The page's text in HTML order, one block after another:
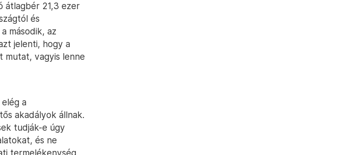
átlagbér 21,3 ezer
és
második, az
jelenti, hogy a
mutat, vagyis lenne
a
akadályok állnak.
tudják-e úgy
és ne
termelékenység